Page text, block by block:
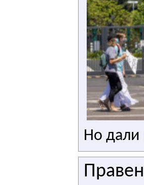
Но дали